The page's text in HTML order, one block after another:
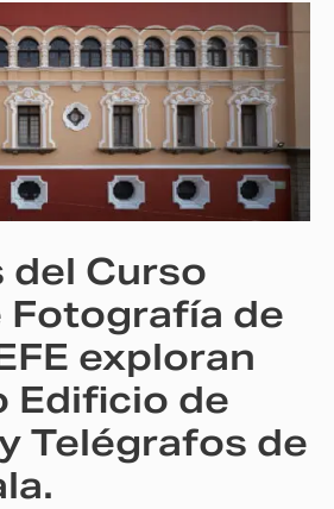
del Curso
Fotografía de
exploran
Edificio de
Telégrafos de